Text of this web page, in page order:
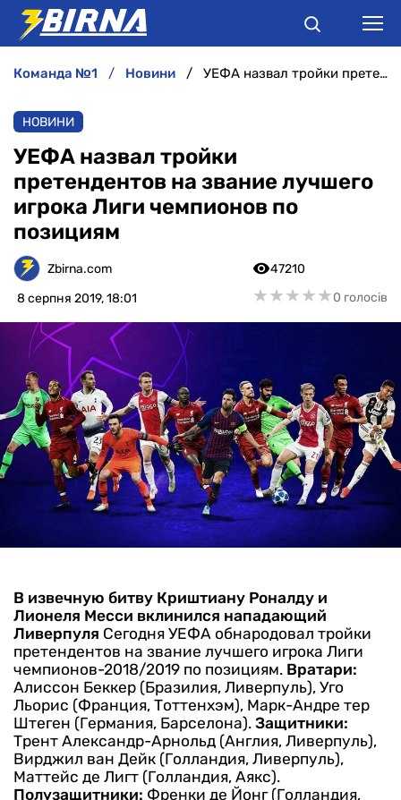
АНАЛІТИКА
ІНТЕРВ'Ю
РІЗНЕ
БУКМЕКЕРИ
команда №1 новини УЕФА назвал тройки претендентов на звание лучшего игрока Лиги чемпионов по позициям
НОВИНИ
УЕФА назвал тройки
претендентов на звание лучшего
игрока Лиги чемпионов по
позициям
Zbirna.com
8 серпня 2019, 18:01
47210
★★★★★
★★★★★0 голосів
В извечную битву Криштиану Роналду и
Лионеля Месси вклинился нападающий
Ливерпуля Сегодня УЕФА обнародовал тройки
претендентов на звание лучшего игрока Лиги
чемпионов-2018/2019 по позициям. Вратари:
Алиссон Беккер (Бразилия, Ливерпуль), Уго
Льорис (Франция, Тоттенхэм), Марк-Андре тер
Штеген (Германия, Барселона). Защитники:
Трент Александр-Арнольд (Англия, Ливерпуль),
Вирджил ван Дейк (Голландия, Ливерпуль),
Маттейс де Лигт (Голландия, Аякс).
Полузащитники: Френки де Йонг (Голландия,